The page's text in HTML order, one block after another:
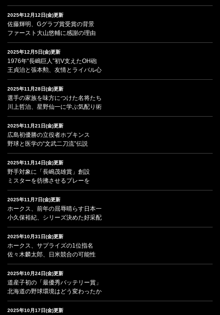
2025年12月12日(金)更新
佐藤輝明、Gグラブ賞受賞の背景
ファースト大山悠輔に感謝の理由
2025年12月5日(金)更新
1976年“長嶋巨人”初V支えたOH砲
王貞治と張本勲、友情とライバル心
2025年11月28日(金)更新
選手の家族を味方につけた名将たち
川上哲治、星野仙一に学ぶ気配り術
2025年11月21日(金)更新
広島初優勝の立役者ホプキンス
野球と医学の“文武二刀流”伝説
2025年11月14日(金)更新
野手対象に「長嶋茂雄賞」創設
ミスターを彷彿させるプレーを
2025年11月7日(金)更新
ホークス、前年の屈辱晴らす日本一
小久保裕紀、シリーズ決めた好采配
2025年10月31日(金)更新
ホークス、サプライズの1位指名
佐々木麟太郎、日米競合の可能性
2025年10月24日(金)更新
道産子初の「最優秀バッテリー賞」
北海道の野球環境はどう変わったか
2025年10月17日(金)更新